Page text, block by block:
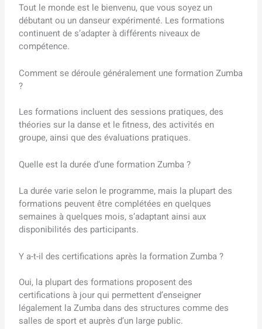
Tout le monde est le bienvenu, que vous soyez un
débutant ou un danseur expérimenté. Les formations
continuent de s’adapter à différents niveaux de
compétence.
Comment se déroule généralement une formation Zumba
?
Les formations incluent des sessions pratiques, des
théories sur la danse et le fitness, des activités en
groupe, ainsi que des évaluations pratiques.
Quelle est la durée d’une formation Zumba ?
La durée varie selon le programme, mais la plupart des
formations peuvent être complétées en quelques
semaines à quelques mois, s’adaptant ainsi aux
disponibilités des participants.
Y a-t-il des certifications après la formation Zumba ?
Oui, la plupart des formations proposent des
certifications à jour qui permettent d’enseigner
légalement la Zumba dans des structures comme des
salles de sport et auprès d’un large public.